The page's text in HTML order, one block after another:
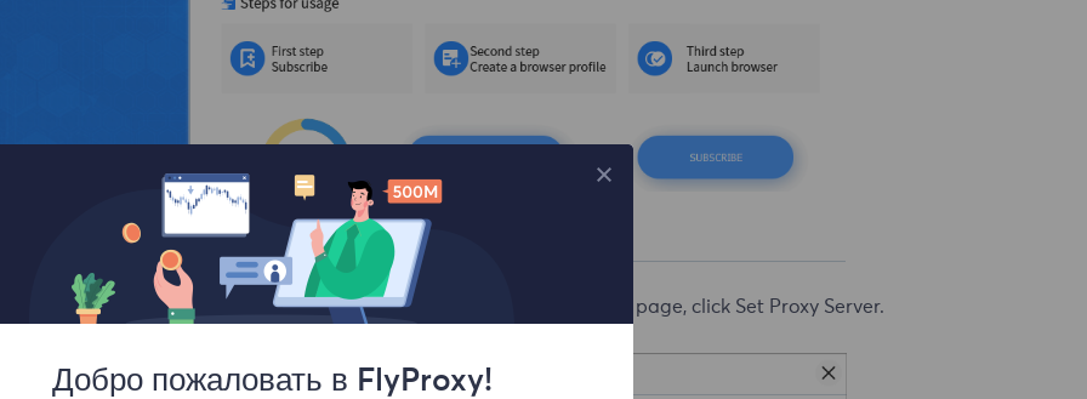
the desired display name to the new browser configuration profile page, click Set Proxy Server.
Добро пожаловать в FlyProxy!